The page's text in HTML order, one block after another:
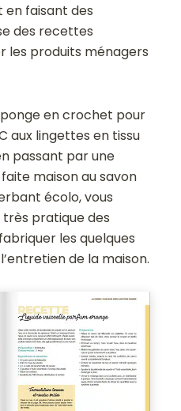
en faisant des
des recettes
les produits ménagers
en crochet pour
aux lingettes en tissu
passant par une
faite maison au savon
écolo, vous
pratique des
les quelques
de la maison.